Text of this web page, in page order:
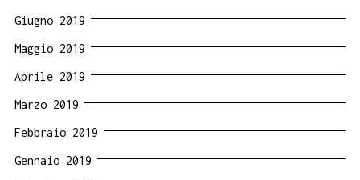
Giugno 2019
Maggio 2019
Aprile 2019
Marzo 2019
Febbraio 2019
Gennaio 2019